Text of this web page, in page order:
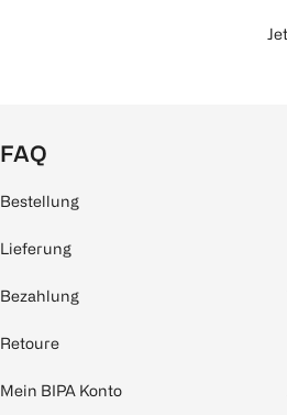
FAQ
Bestellung
Lieferung
Bezahlung
Retoure
Mein BIPA Konto